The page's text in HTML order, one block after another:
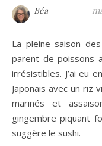
Béa
La pleine saison des maquereaux arrive et les étals se
parent de poissons
irrésistibles. J’ai eu
Japonais avec un riz
marinés et
gingembre piquant
suggère le sushi.